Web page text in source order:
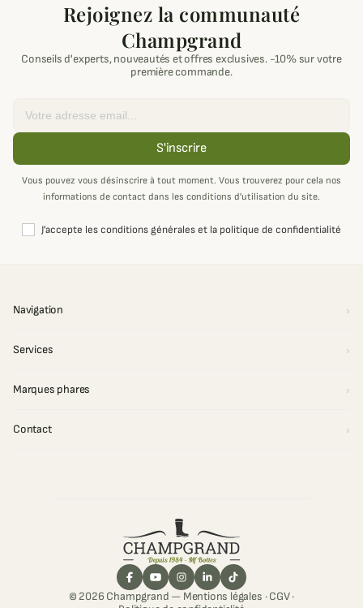
Rejoignez la communauté
Champgrand
Conseils d'experts, nouveautés et offres exclusives. -10% sur votre
première commande.
S'inscrire
Vous pouvez vous désinscrire à tout moment. Vous trouverez pour cela nos
informations de contact dans les conditions d'utilisation du site.
J'accepte les conditions générales et la politique de confidentialité
Navigation
Services
Marques phares
Contact
© 2026 Champgrand — Mentions légales ·CGV·